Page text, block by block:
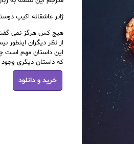
ژانر عاشقانه اکیپ
هیچ کس هرگز نمی گفت
از نظر دیگران اینطور
این داستان مهم است
که داستان دیگری وجود
کتاب
pdf
if
خرید و دانلود